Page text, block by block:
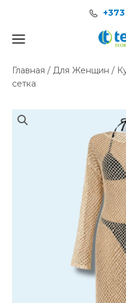
содержимому
Main
Главная / Для Женщин /
сетка
товара
Пляжная